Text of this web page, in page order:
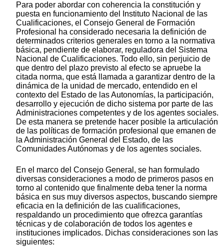
Para poder abordar con coherencia la constitución y
puesta en funcionamiento del Instituto Nacional de las
Cualificaciones, el Consejo General de Formación
Profesional ha considerado necesaria la definición de
determinados criterios generales en torno a la normativa
básica, pendiente de elaborar, reguladora del Sistema
Nacional de Cualificaciones. Todo ello, sin perjuicio de
que dentro del plazo previsto al efecto se apruebe la
citada norma, que está llamada a garantizar dentro de la
dinámica de la unidad de mercado, entendido en el
contexto del Estado de las Autonomías, la participación,
desarrollo y ejecución de dicho sistema por parte de las
Administraciones competentes y de los agentes sociales.
De esta manera se pretende hacer posible la articulación
de las políticas de formación profesional que emanen de
la Administración General del Estado, de las
Comunidades Autónomas y de los agentes sociales.
En el marco del Consejo General, se han formulado
diversas consideraciones a modo de primeros pasos en
torno al contenido que finalmente deba tener la norma
básica en sus muy diversos aspectos, buscando siempre
eficacia en la definición de las cualificaciones,
respaldando un procedimiento que ofrezca garantías
técnicas y de colaboración de todos los agentes e
instituciones implicados. Dichas consideraciones son las
siguientes: